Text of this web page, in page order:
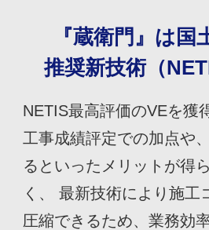
『蔵衛門』は国
推奨新技術（
NETIS最高評価のVEを獲
工事成績評定での加点や
るといったメリットが得
く、 最新技術により施工
圧縮できるため、業務効